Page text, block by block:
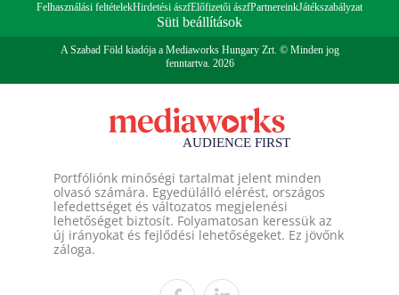
Felhasználási feltételekHirdetési ászfElőfizetői ászfPartnereinkJátékszabályzat
Süti beállítások
A Szabad Föld kiadója a Mediaworks Hungary Zrt. © Minden jog
fenntartva. 2026
Portfóliónk minőségi tartalmat jelent minden
olvasó számára. Egyedülálló elérést, országos
lefedettséget és változatos megjelenési
lehetőséget biztosít. Folyamatosan keressük az
új irányokat és fejlődési lehetőségeket. Ez jövőnk
záloga.